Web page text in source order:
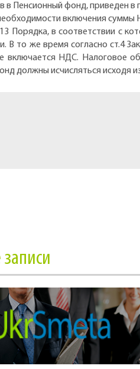
в Пенсионный фонд, приведен
включения суммы
Порядка, в соответствии с
В то же время согласно ст.4
включается НДС. Налоговое
должны исчисляться исходя